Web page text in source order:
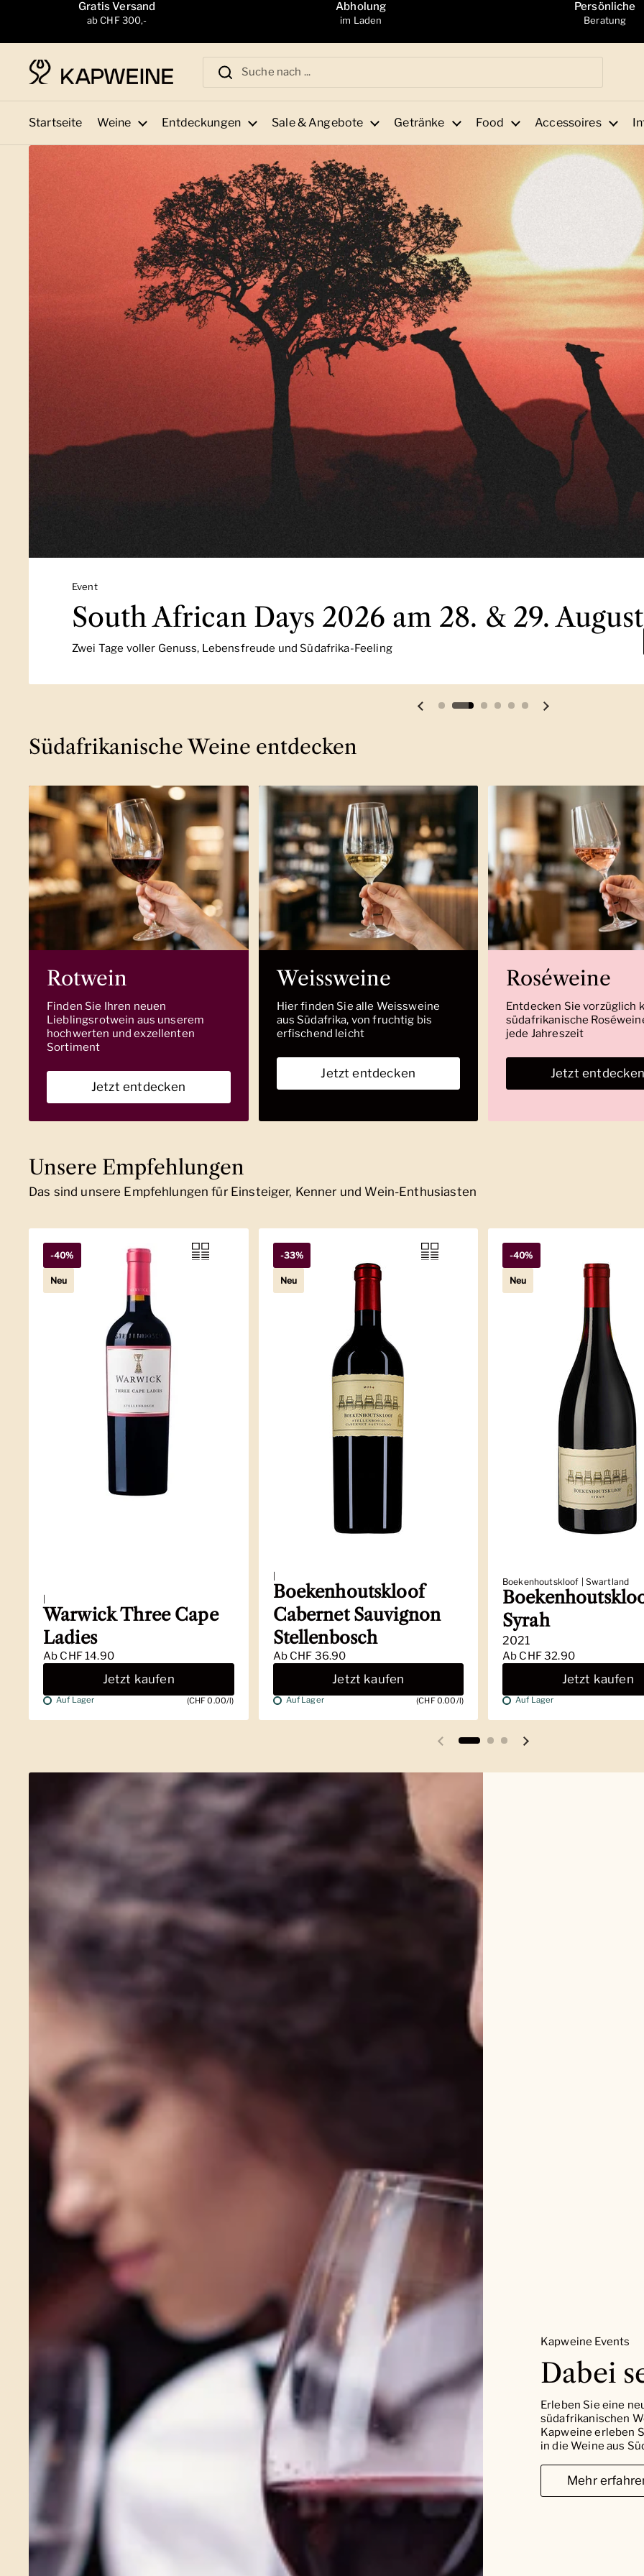
Zum Inhalt springenGratis Versand
ab CHF 300,-
Abholung
im Laden
Persönliche
Beratung
Startseite Weine Entdeckungen Sale & Angebote Getränke Food Accessoires
Event
South African Days 2026 am 28. & 29. August
Zwei Tage voller Genuss, Lebensfreude und Südafrika-Feeling
Vorherige Folie Nächste Folie
Südafrikanische Weine entdecken
Rotwein
Finden Sie Ihren neuen
Lieblingsrotwein aus unserem
hochwerten und exzellenten
Sortiment
Jetzt entdecken
Weissweine
Hier finden Sie alle Weissweine
aus Südafrika, von fruchtig bis
erfischend leicht
Jetzt entdecken
Roséweine
Entdecken Sie vorzüglich
südafrikanische
jede Jahreszeit
Jetzt
Unsere Empfehlungen
Das sind unsere Empfehlungen für Einsteiger, Kenner und Wein-Enthusiasten
|
Warwick Three Cape
Ladies
Ab CHF 14.90
Jetzt kaufen
Auf Lager (CHF 0.00/l)
-40%
Neu
|
Boekenhoutskloof
Cabernet Sauvignon
Stellenbosch
Ab CHF 36.90
Jetzt kaufen
Auf Lager (CHF 0.00/l)
-33%
Neu
Boekenhoutskloof | Swartland
Syrah
2021
Ab CHF 32.90
Jetzt kaufen
Auf Lager
-40%
Neu
Vorherige Folie Nächste Folie
Kapweine Events
Dabei
Erleben Sie eine
südafrikanischen
Kapweine erleben
in die Weine aus
Mehr